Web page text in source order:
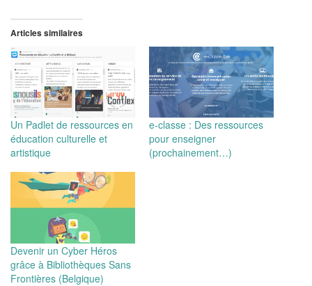
Articles similaires
Un Padlet de ressources en
éducation culturelle et
artistique
e-classe : Des ressources
pour enseigner
(prochainement…)
Devenir un Cyber Héros
grâce à Bibliothèques Sans
Frontières (Belgique)